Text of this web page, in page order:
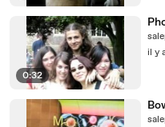
0:32
il y